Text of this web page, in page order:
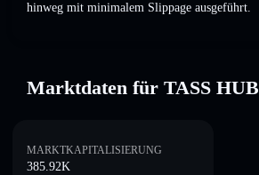
hinweg mit minimalem Slippage ausgeführt.
Marktdaten für TASS HUB
MARKTKAPITALISIERUNG
385.92K